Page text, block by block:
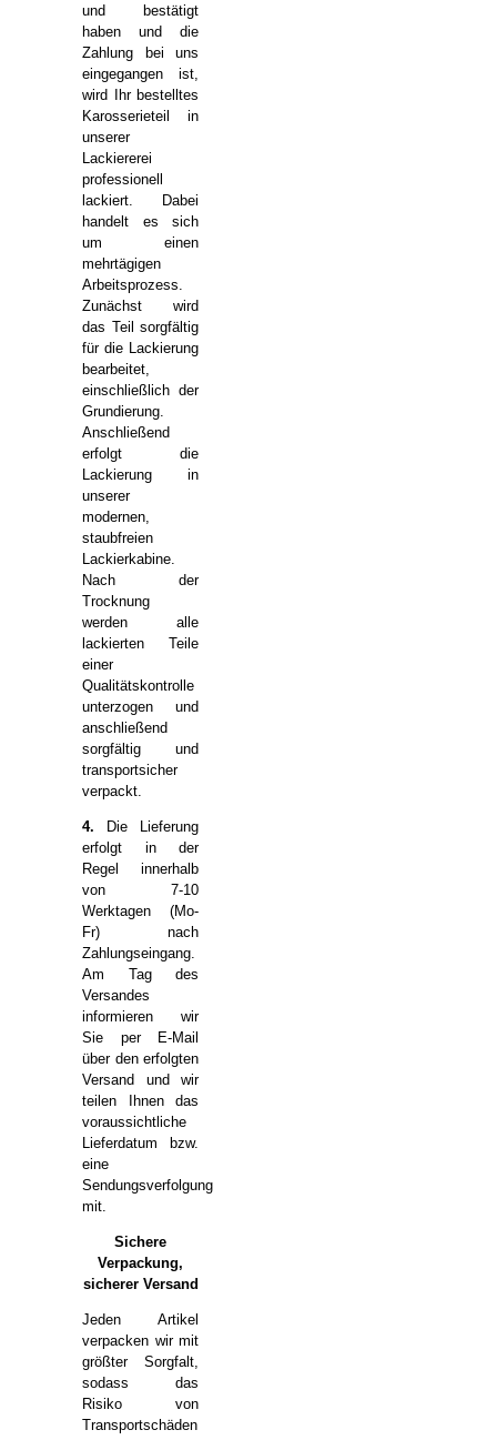
und bestätigt
haben und die
Zahlung bei uns
eingegangen ist,
wird Ihr bestelltes
Karosserieteil in
unserer
Lackiererei
professionell
lackiert. Dabei
handelt es sich
um einen
mehrtägigen
Arbeitsprozess.
Zunächst wird
das Teil sorgfältig
für die Lackierung
bearbeitet,
einschließlich der
Grundierung.
Anschließend
erfolgt die
Lackierung in
unserer
modernen,
staubfreien
Lackierkabine.
Nach der
Trocknung
werden alle
lackierten Teile
einer
Qualitätskontrolle
unterzogen und
anschließend
sorgfältig und
transportsicher
verpackt.
4. Die Lieferung
erfolgt in der
Regel innerhalb
von 7-10
Werktagen (Mo-
Fr) nach
Zahlungseingang.
Am Tag des
Versandes
informieren wir
Sie per E-Mail
über den erfolgten
Versand und wir
teilen Ihnen das
voraussichtliche
Lieferdatum bzw.
eine
Sendungsverfolgung
mit.
Sichere
Verpackung,
sicherer Versand
Jeden Artikel
verpacken wir mit
größter Sorgfalt,
sodass das
Risiko von
Transportschäden